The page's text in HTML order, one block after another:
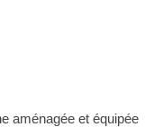
aménagée et équipée